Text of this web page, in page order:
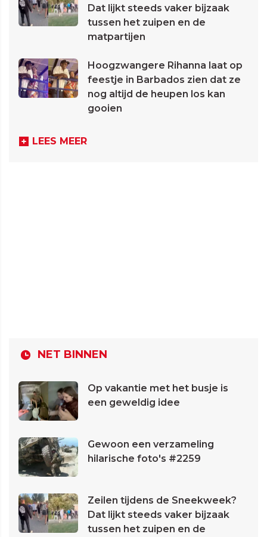
Dat lijkt steeds vaker bijzaak
tussen het zuipen en de
matpartijen
Hoogzwangere Rihanna laat op
feestje in Barbados zien dat ze
nog altijd de heupen los kan
gooien
LEES MEER
NET BINNEN
Op vakantie met het busje is
een geweldig idee
Gewoon een verzameling
hilarische foto's #2259
Zeilen tijdens de Sneekweek?
Dat lijkt steeds vaker bijzaak
tussen het zuipen en de